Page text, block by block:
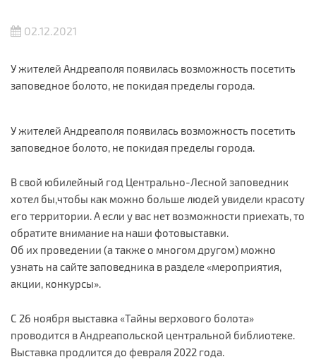
02.12.2021
У жителей Андреаполя появилась возможность посетить
заповедное болото, не покидая пределы города.
У жителей Андреаполя появилась возможность посетить
заповедное болото, не покидая пределы города.
В свой юбилейный год Центрально-Лесной заповедник
хотел бы,чтобы как можно больше людей увидели красоту
его территории. А если у вас нет возможности приехать, то
обратите внимание на наши фотовыставки.
Об их проведении (а также о многом другом) можно
узнать на сайте заповедника в разделе «мероприятия,
акции, конкурсы».
С 26 ноября выставка «Тайны верхового болота»
проводится в Андреапольской центральной библиотеке.
Выставка продлится до февраля 2022 года.